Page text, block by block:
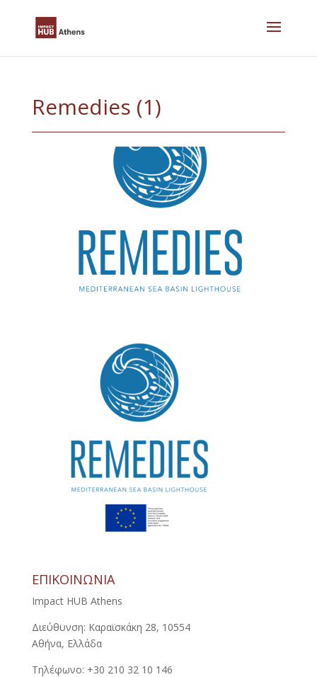
Remedies (1)
ΕΠΙΚΟΙΝΩΝΙΑ
Impact HUB Athens
Διεύθυνση: Καραϊσκάκη 28, 10554
Αθήνα, Ελλάδα
Τηλέφωνο: +30 210 32 10 146